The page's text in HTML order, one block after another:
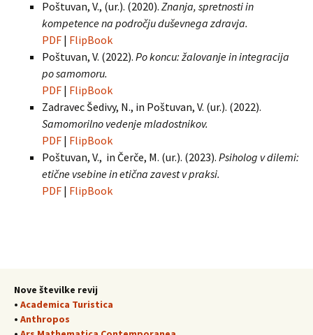
Poštuvan, V., (ur.). (2020). Znanja, spretnosti in
kompetence na področju duševnega zdravja.
PDF | FlipBook
Poštuvan, V. (2022). Po koncu: žalovanje in integracija
po samomoru.
PDF | FlipBook
Zadravec Šedivy, N., in Poštuvan, V. (ur.). (2022).
Samomorilno vedenje mladostnikov.
PDF | FlipBook
Poštuvan, V., in Čerče, M. (ur.). (2023). Psiholog v dilemi:
etične vsebine in etična zavest v praksi.
PDF | FlipBook
Nove številke revij
• Academica Turistica
• Anthropos